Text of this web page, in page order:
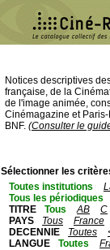
Notices descriptives
française, de la
de l'image animée,
Cinémagazine et
BNF. (Consulter le
Sélectionner les
Toutes institutions
Tous les périodiques
TITRE
Tous AB C
PAYS
Tous France
DECENNIE
Toutes
LANGUE
Toutes